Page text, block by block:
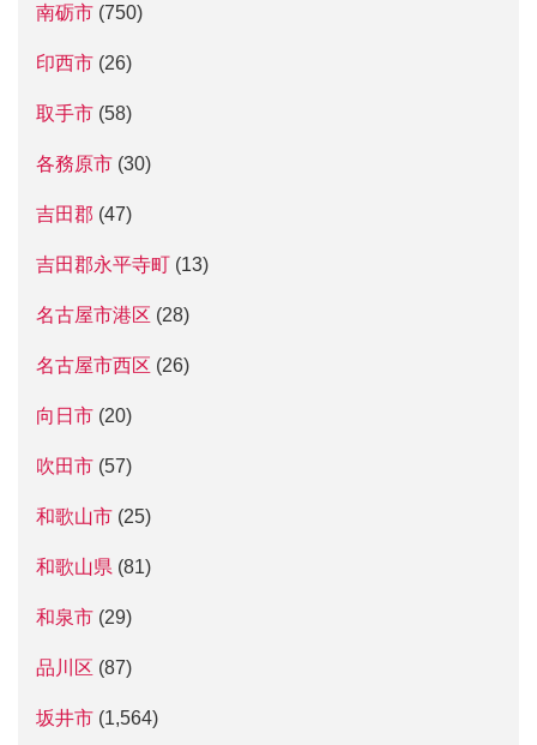
南砺市 (750)
印西市 (26)
取手市 (58)
各務原市 (30)
吉田郡 (47)
吉田郡永平寺町 (13)
名古屋市港区 (28)
名古屋市西区 (26)
向日市 (20)
吹田市 (57)
和歌山市 (25)
和歌山県 (81)
和泉市 (29)
品川区 (87)
坂井市 (1,564)